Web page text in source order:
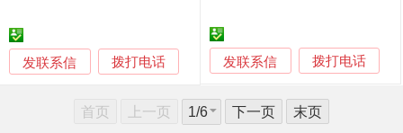
发联系信 拨打电话 发联系信 拨打电话
首页 上一页 下一页
末页